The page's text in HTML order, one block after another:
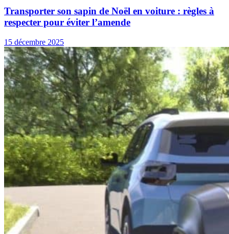
Transporter son sapin de Noël en voiture : règles à
respecter pour éviter l’amende
15 décembre 2025